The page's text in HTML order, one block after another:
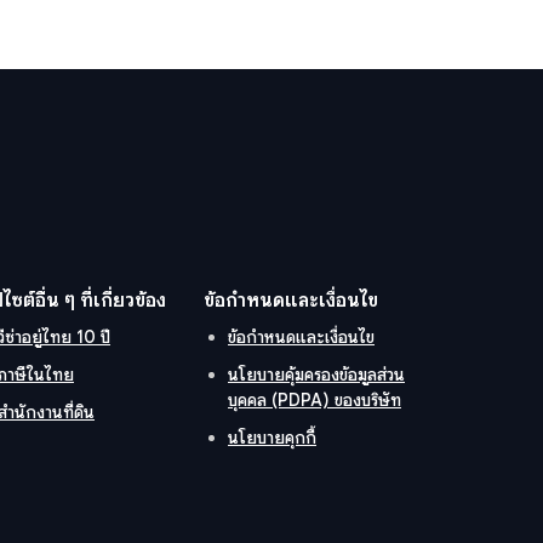
ไซต์อื่น ๆ ที่เกี่ยวข้อง
ซ่าอยู่ไทย 10 ปี
าษีในไทย
ำนักงานที่ดิน
ข้อกำหนดและเงื่อนไข
ข้อกำหนดและเงื่อนไข
นโยบายคุ้มครองข้อมูลส่วน
บุคคล (PDPA) ของบริษัท
นโยบายคุกกี้